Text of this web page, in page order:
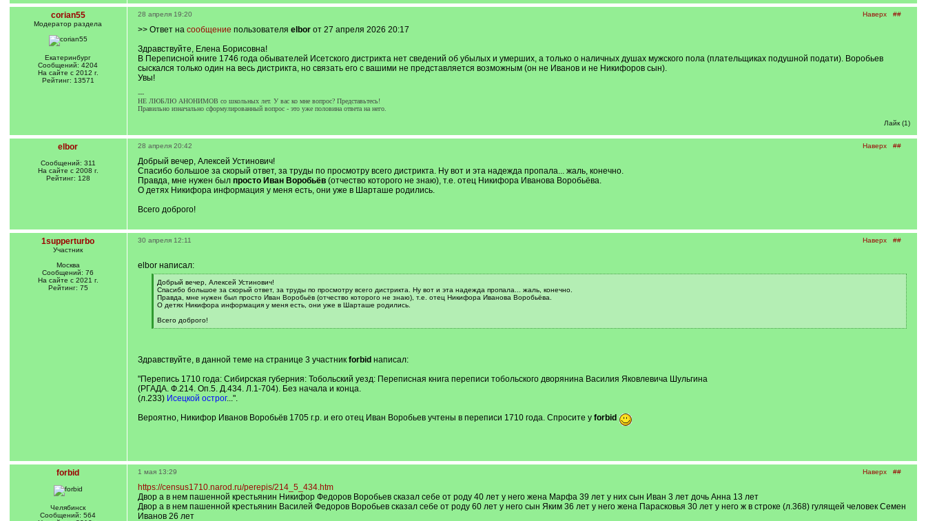
corian55
Модератор раздела
Екатеринбург
Сообщений: 4204
На сайте с 2012 г.
Рейтинг: 13571
Наверх ##
28 апреля 19:20
>> Ответ на сообщение пользователя elborот 27 апреля 2026 20:17
Здравствуйте, Елена Борисовна!
В Переписной книге 1746 года обывателей Исетского дистрикта нет сведений об убылых и умерших, а только о наличных душах мужского пола (плательщиках подушной подати). Воробьев
сыскался только один на весь дистрикта, но связать его с вашими не представляется возможным (он не Иванов и не Никифоров сын).
Увы!
---
НЕ ЛЮБЛЮ АНОНИМОВ со школьных лет. У вас ко мне вопрос? Представьтесь!
Правильно изначально сформулированный вопрос - это уже половина ответа на него.
Лайк (1)
elbor
Сообщений: 311
На сайте с 2008 г.
Рейтинг: 128
Наверх ##
28 апреля 20:42
Добрый вечер, Алексей Устинович!
Спасибо большое за скорый ответ, за труды по просмотру всего дистрикта. Ну вот и эта надежда пропала... жаль, конечно.
Правда, мне нужен былпросто Иван Воробьёв(отчество которого не знаю), т.е. отец Никифора Иванова Воробьёва.
О детях Никифора информация у меня есть, они уже в Шарташе родились.
Всего доброго!
1supperturbo
Участник
Москва
Сообщений: 76
На сайте с 2021 г.
Рейтинг: 75
Наверх ##
30 апреля 12:11
elbor написал:
[
q
]
Добрый вечер, Алексей Устинович!
Спасибо большое за скорый ответ, за труды по просмотру всего дистрикта. Ну вот и эта надежда пропала... жаль, конечно.
Правда, мне нужен был просто Иван Воробьёв (отчество которого не знаю), т.е. отец Никифора Иванова Воробьёва.
О детях Никифора информация у меня есть, они уже в Шарташе родились.
Всего доброго!
[
Здравствуйте, в данной теме на странице 3 участник forbid написал:
"Перепись 1710 года: Сибирская губерния: Тобольский уезд: Переписная книга переписи тобольского дворянина Василия Яковлевича Шульгина
(РГАДА. Ф.214. Оп.5. Д.434. Л.1-704). Без начала и конца.
(л.233) Исецкой острог...".
Вероятно, Никифор Иванов Воробьёв 1705 г.р. и его отец Иван Воробьев учтены в переписи 1710 года. Спросите у forbid
forbid
Челябинск
Сообщений: 564
Наверх ##
1 мая 13:29
https://census1710.narod.ru/perepis/214_5_434.htm
Двор а в нем пашенной крестьянин Никифор Федоров Воробьев сказал себе от роду 40 лет у него жена Марфа 39 лет у них сын Иван 3 лет дочь Анна 13 лет
Двор а в нем пашенной крестьянин Василей Федоров Воробьев сказал себе от роду 60 лет у него сын Яким 36 лет у него жена Парасковья 30 лет у него ж в строке (л.368) гулящей человек Семен
Иванов 26 лет